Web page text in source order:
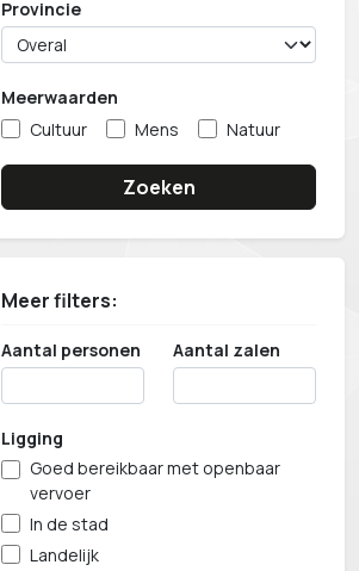
Provincie
Meerwaarden
Cultuur
Mens Natuur
Zoeken
Meer filters:
Aantal personen Aantal zalen
Ligging
Goed bereikbaar met openbaar
vervoer
In de stad
Landelijk